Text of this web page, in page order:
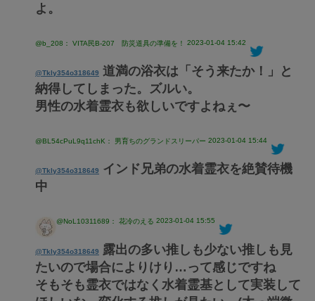
よ。
@b_208： VITA民B-207 防災道具の準備を！ 2023-01-04 15:42
@Tkly354o318649 道満の浴衣は「そう来たか！」と
納得してしまった。ズルい。
男性の水着霊衣も欲しいですよねぇ〜
@BL54cPuL9q11chK： 男育ちのグランドスリーパー 2023-01-04 15:44
@Tkly354o318649
インド兄弟の水着霊衣を絶賛待機
中
@NoL10311689： 花冷のえる 2023-01-04 15:55
@Tkly354o318649
露出の多い推しも少ない推しも見
たいので場合によりけり…って感じですね
そもそも霊衣ではなく水着霊基として実装して